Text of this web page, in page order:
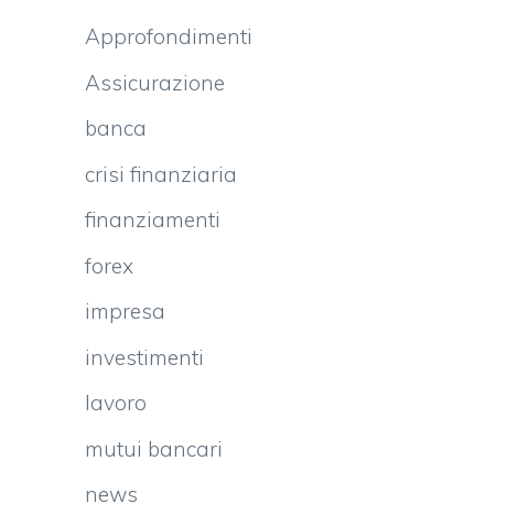
Approfondimenti
Assicurazione
banca
crisi finanziaria
finanziamenti
forex
impresa
investimenti
lavoro
mutui bancari
news